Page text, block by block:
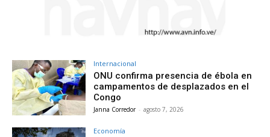
Internacional
ONU confirma presencia de ébola en
campamentos de desplazados en el
Congo
Janna Corredor - agosto 7, 2026
Economía